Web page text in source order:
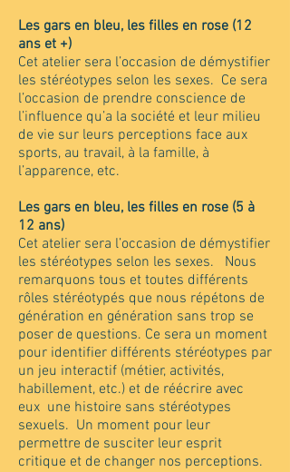
Les gars en bleu, les filles en rose (12
ans et +)
Cet atelier sera l’occasion de démystifier
les stéréotypes selon les sexes. Ce sera
l’occasion de prendre conscience de
l’influence qu’a la société et leur milieu
de vie sur leurs perceptions face aux
sports, au travail, à la famille, à
l’apparence, etc.
Les gars en bleu, les filles en rose (5 à
12 ans)
Cet atelier sera l’occasion de démystifier
les stéréotypes selon les sexes. Nous
remarquons tous et toutes différents
rôles stéréotypés que nous répétons de
génération en génération sans trop se
poser de questions. Ce sera un moment
pour identifier différents stéréotypes par
un jeu interactif (métier, activités,
habillement, etc.) et de réécrire avec
eux une histoire sans stéréotypes
sexuels. Un moment pour leur
permettre de susciter leur esprit
critique et de changer nos perceptions.